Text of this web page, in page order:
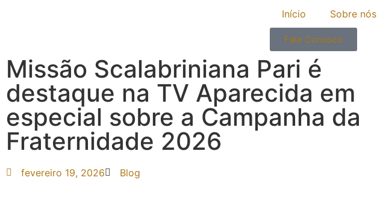
Início Sobre nós
Fale Conosco
Missão Scalabriniana Pari é
destaque na TV Aparecida em
especial sobre a Campanha da
Fraternidade 2026
fevereiro 19, 2026 Blog